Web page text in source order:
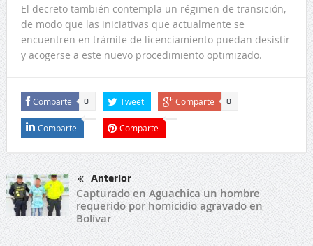
El decreto también contempla un régimen de transición,
de modo que las iniciativas que actualmente se
encuentren en trámite de licenciamiento puedan desistir
y acogerse a este nuevo procedimiento optimizado.
Comparte 0 Tweet Comparte 0
Comparte Comparte
Anterior
Capturado en Aguachica un hombre
requerido por homicidio agravado en
Bolívar